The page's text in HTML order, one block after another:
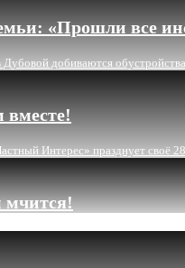
«Прошли все
Дубовой добиваются
вместе!
Интерес» празднует своё
мчится!